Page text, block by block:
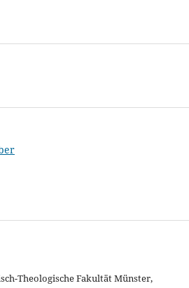
Theologische Fakultät Münster,